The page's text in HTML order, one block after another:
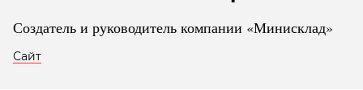
Создатель и руководитель компании «Минисклад»
Сайт